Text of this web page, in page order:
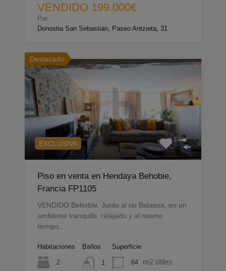
VENDIDO 199.000€
Por
Donostia San Sebastián, Paseo Antzieta, 31
Destacado
EXCLUSIVA
Piso en venta en Hendaya Behobie,
Francia FP1105
VENDIDO Behobie. Junto al rio Bidasoa, en un
ambiente tranquilo, relajado y al mismo
tiempo…
Habitaciones
2
Baños
1
Superficie
64 m2 útiles